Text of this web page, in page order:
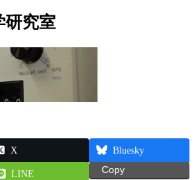
研究室
X Bluesky
LINE Copy